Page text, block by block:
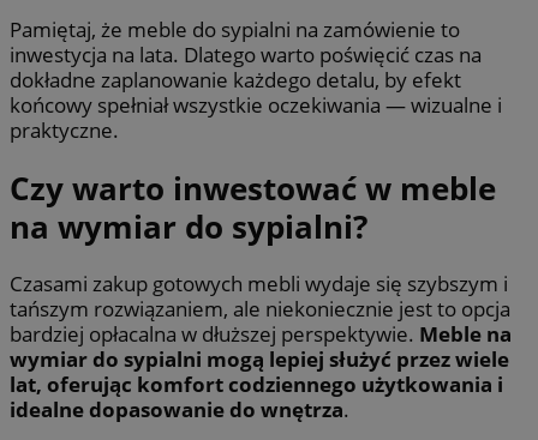
Pamiętaj, że meble do sypialni na zamówienie to
inwestycja na lata. Dlatego warto poświęcić czas na
dokładne zaplanowanie każdego detalu, by efekt
końcowy spełniał wszystkie oczekiwania — wizualne i
praktyczne.
Czy warto inwestować w meble
na wymiar do sypialni?
Czasami zakup gotowych mebli wydaje się szybszym i
tańszym rozwiązaniem, ale niekoniecznie jest to opcja
bardziej opłacalna w dłuższej perspektywie. Meble na
wymiar do sypialni mogą lepiej służyć przez wiele
lat, oferując komfort codziennego użytkowania i
idealne dopasowanie do wnętrza.